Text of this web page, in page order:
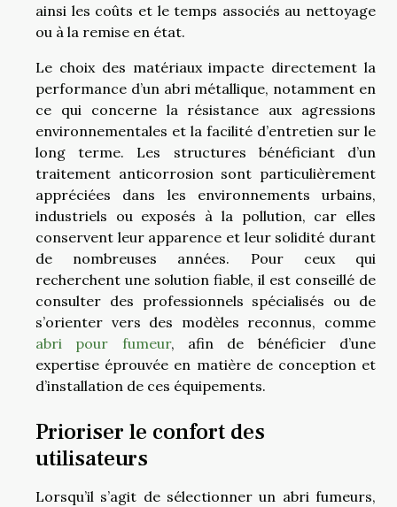
ainsi les coûts et le temps associés au nettoyage
ou à la remise en état.
Le choix des matériaux impacte directement la
performance d’un abri métallique, notamment en
ce qui concerne la résistance aux agressions
environnementales et la facilité d’entretien sur le
long terme. Les structures bénéficiant d’un
traitement anticorrosion sont particulièrement
appréciées dans les environnements urbains,
industriels ou exposés à la pollution, car elles
conservent leur apparence et leur solidité durant
de nombreuses années. Pour ceux qui
recherchent une solution fiable, il est conseillé de
consulter des professionnels spécialisés ou de
s’orienter vers des modèles reconnus, comme
abri pour fumeur, afin de bénéficier d’une
expertise éprouvée en matière de conception et
d’installation de ces équipements.
Prioriser le confort des
utilisateurs
Lorsqu’il s’agit de sélectionner un abri fumeurs,